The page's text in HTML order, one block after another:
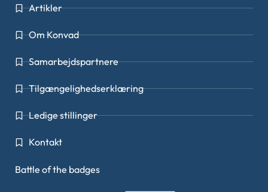
Artikler
Om Konvad
Samarbejdspartnere
Tilgængelighedserklæring
Ledige stillinger
Kontakt
Battle of the badges